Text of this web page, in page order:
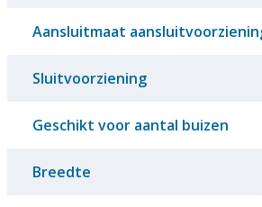
Aansluitmaat
Sluitvoorziening
Geschikt voor aantal buizen
Breedte